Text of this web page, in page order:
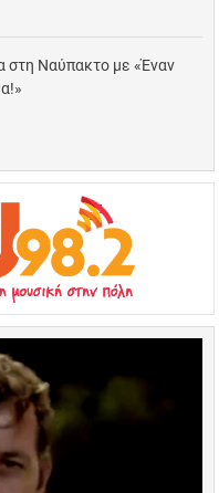
Ναύπακτο με «Έναν